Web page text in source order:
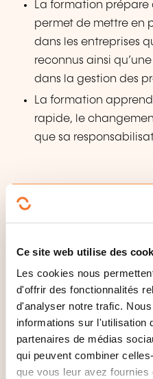
Ce site web utilise des
Les cookies nous
d'offrir des fonctionnalités
d'analyser notre trafic.
informations sur l'utilisation
partenaires de médias
qui peuvent combiner
que vous leur avez
La formation
permet de mettre en
dans les entreprises
reconnus ainsi
dans la gestion des
La formation
rapide, le
que sa
Comment
l’organisme
?
Olivier Matz